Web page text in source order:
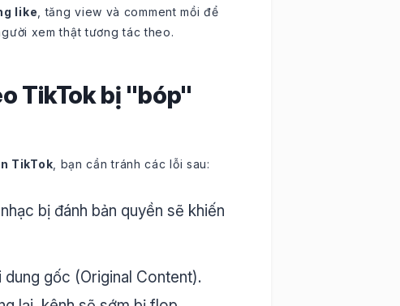
like , tăng view và comment mồi để
xem thật tương tác theo.
TikTok bị "bóp"
TikTok , bạn cần tránh các lỗi sau:
bị đánh bản quyền sẽ khiến
gốc (Original Content).